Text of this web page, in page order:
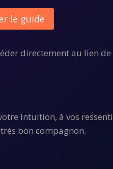
le guide
directement au lien
intuition, à vos
bon compagnon.